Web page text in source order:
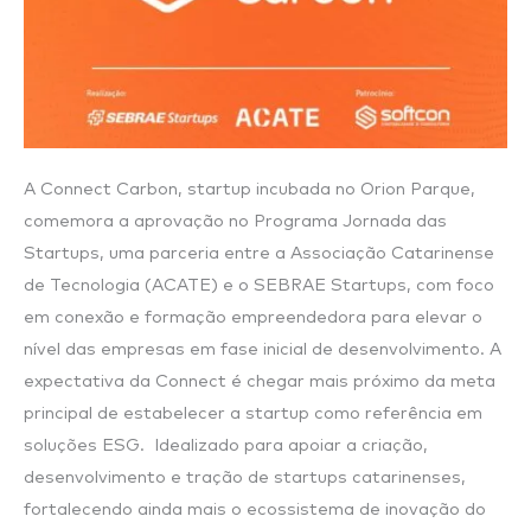
A Connect Carbon, startup incubada no Orion Parque,
comemora a aprovação no Programa Jornada das
Startups, uma parceria entre a Associação Catarinense
de Tecnologia (ACATE) e o SEBRAE Startups, com foco
em conexão e formação empreendedora para elevar o
nível das empresas em fase inicial de desenvolvimento. A
expectativa da Connect é chegar mais próximo da meta
principal de estabelecer a startup como referência em
soluções ESG. Idealizado para apoiar a criação,
desenvolvimento e tração de startups catarinenses,
fortalecendo ainda mais o ecossistema de inovação do